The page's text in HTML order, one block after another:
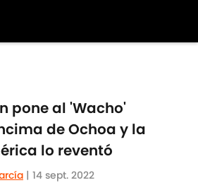
pone al 'Wacho'
de Ochoa y la
lo reventó
| 14 sept. 2022